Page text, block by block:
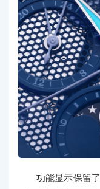
功能显示保留